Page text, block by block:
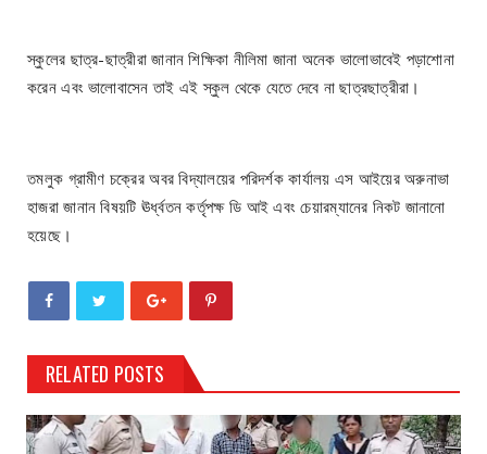
স্কুলের ছাত্র-ছাত্রীরা জানান শিক্ষিকা নীলিমা জানা অনেক ভালোভাবেই পড়াশোনা
করেন এবং ভালোবাসেন তাই এই স্কুল থেকে যেতে দেবে না ছাত্রছাত্রীরা।
তমলুক গ্রামীণ চক্রের অবর বিদ্যালয়ের পরিদর্শক কার্যালয় এস আইয়ের অরুনাভা
হাজরা জানান বিষয়টি ঊর্ধ্বতন কর্তৃপক্ষ ডি আই এবং চেয়ারম্যানের নিকট জানানো
হয়েছে।
RELATED POSTS